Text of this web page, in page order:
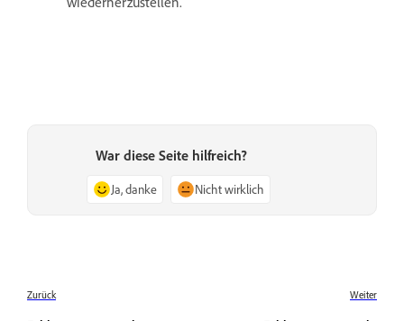
War diese Seite hilfreich?
Ja, danke Nicht wirklich
Zurück Weiter